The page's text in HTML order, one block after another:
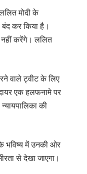
मोदी के
बंद कर क‍िया है।
नहीं करेंगे। ललित
वाले ट्वीट के लिए
एक हलफनामे पर
की
भविष्य में उनकी ओर
से देखा जाएगा।